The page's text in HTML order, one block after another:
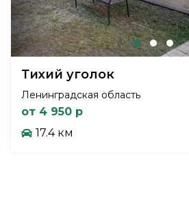
Тихий уголок
Ленинградская область
от 4 950 р
17.4 км